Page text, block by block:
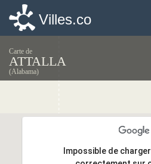
Villes.co
Carte de
ATTALLA
(Alabama)
Impossible de
Impossible de
Villes.co